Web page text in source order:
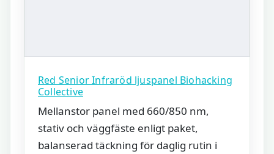
Red Senior Infraröd ljuspanel Biohacking
Collective
Mellanstor panel med 660/850 nm,
stativ och väggfäste enligt paket,
balanserad täckning för daglig rutin i